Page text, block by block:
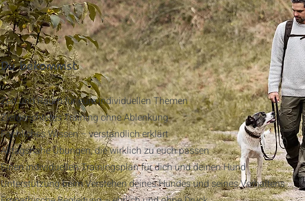
Du bekommst
Zeit und Raum für eure individuellen Themen
Zielgerichtetes Training ohne Ablenkung
Fachliches Wissen – verständlich erklärt
Alltagsnahe Übungen, die wirklich zu euch passen
Einen individuellen Trainingsplan für dich und deinen Hund
Unterstützung beim Verstehen deines Hundes und seines Verhaltens